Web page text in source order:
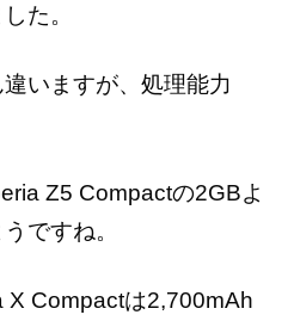
た。
いますが、処理能力
Z5 Compactの2GBよ
ですね。
X Compactは2,700mAh